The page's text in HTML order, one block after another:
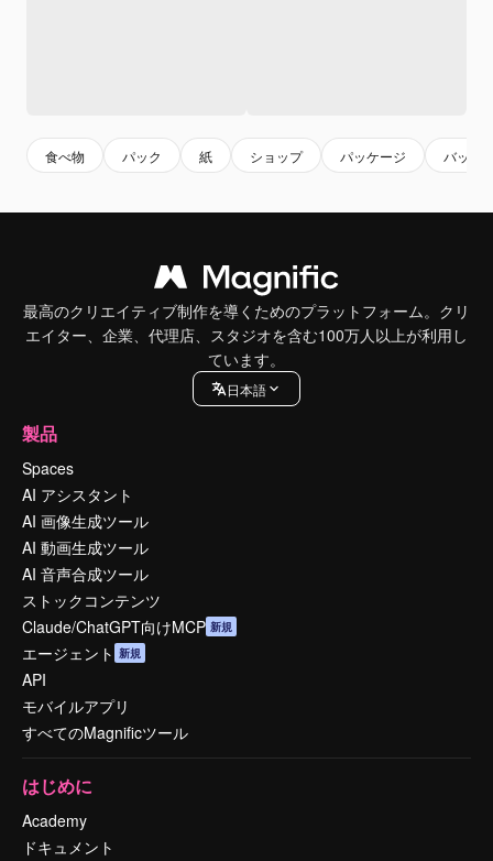
食べ物 パック 紙 ショップ パッケージ バッグ
最高のクリエイティブ制作を導くためのプラットフォーム。クリ
エイター、企業、代理店、スタジオを含む100万人以上が利用し
ています。
日本語
製品
Spaces
AI アシスタント
AI 画像生成ツール
AI 動画生成ツール
AI 音声合成ツール
ストックコンテンツ
Claude/ChatGPT向けMCP 新規
エージェント 新規
API
モバイルアプリ
すべてのMagnificツール
はじめに
Academy
ドキュメント